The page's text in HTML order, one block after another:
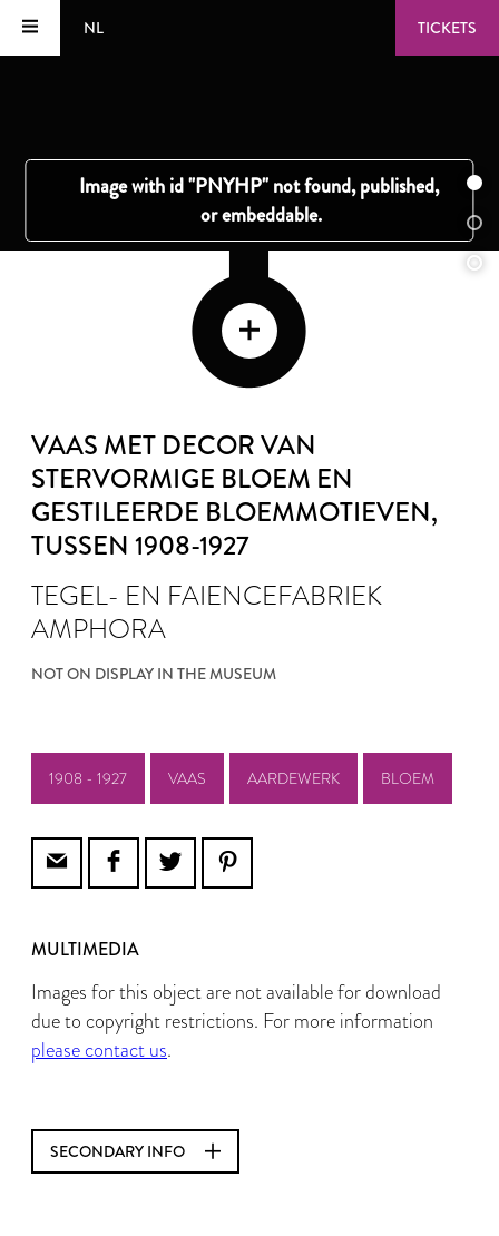
NL TICKETS
VAAS MET DECOR VAN
STERVORMIGE BLOEM EN
GESTILEERDE BLOEMMOTIEVEN,
TUSSEN 1908-1927
TEGEL- EN FAIENCEFABRIEK
AMPHORA
NOT ON DISPLAY IN THE MUSEUM
1908 - 1927 VAAS AARDEWERK BLOEM
MULTIMEDIA
Images for this object are not available for download
due to copyright restrictions. For more information
please contact us.
SECONDARY INFO